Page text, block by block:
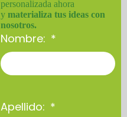
personalizada ahora
y materializa tus ideas con
nosotros.
Nombre:
Apellido: